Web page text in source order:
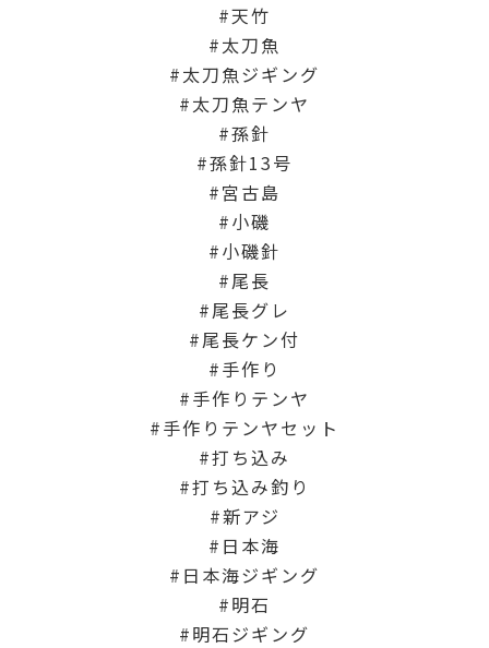
天竹
太刀魚
太刀魚ジギング
太刀魚テンヤ
孫針
孫針13号
宮古島
小磯
小磯針
尾長
尾長グレ
尾長ケン付
手作り
手作りテンヤ
手作りテンヤセット
打ち込み
打ち込み釣り
新アジ
日本海
日本海ジギング
明石
明石ジギング